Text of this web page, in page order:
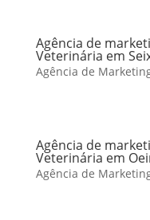
Agência de
Veterinária em
Agência de
Agência de
Veterinária em
Agência de